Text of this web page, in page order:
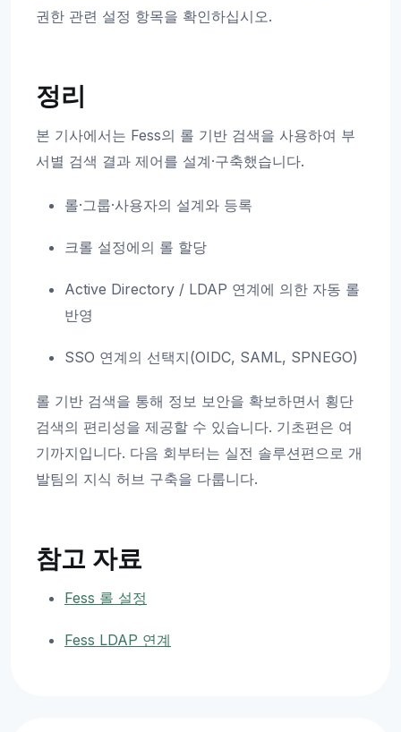
권한 관련 설정 항목을 확인하십시오.
정리
본 기사에서는 Fess의 롤 기반 검색을 사용하여 부
서별 검색 결과 제어를 설계·구축했습니다.
롤·그룹·사용자의 설계와 등록
크롤 설정에의 롤 할당
Active Directory / LDAP 연계에 의한 자동 롤
반영
SSO 연계의 선택지(OIDC, SAML, SPNEGO)
롤 기반 검색을 통해 정보 보안을 확보하면서 횡단
검색의 편리성을 제공할 수 있습니다. 기초편은 여
기까지입니다. 다음 회부터는 실전 솔루션편으로 개
발팀의 지식 허브 구축을 다룹니다.
참고 자료
Fess 롤 설정
Fess LDAP 연계